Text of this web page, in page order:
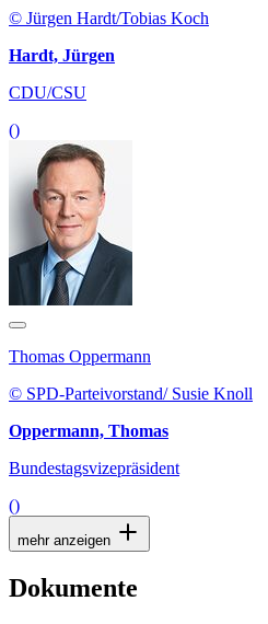
© Jürgen Hardt/Tobias Koch
Hardt, Jürgen
CDU/CSU
()
Thomas Oppermann
© SPD-Parteivorstand/ Susie Knoll
Oppermann, Thomas
Bundestagsvizepräsident
()
mehr anzeigen
Dokumente